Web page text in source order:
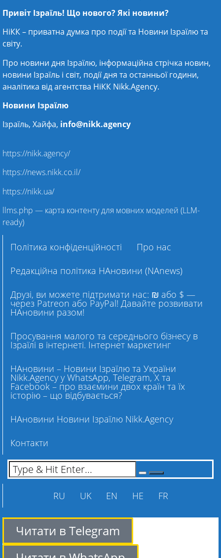
Привіт Ізраїль! Що нового? Які новини?
НіКК – приватна думка про події та Новини Ізраїлюта
світу.
Про новини дня Ізраїлю, інформаційна стрічка новин,
новини Ізраїль і світ, події дня та останньої години,
аналітика від агентства НіКК Nikk.Agency.
Новини Ізраїлю
Ізраїль, Хайфа, info@nikk.agency
https://nikk.agency/
https://news.nikk.co.il/
https://nikk.ua/
llms.php — карта контенту для мовних моделей (LLM-
ready)
Політика конфіденційності
Про нас
Редакційна політика НАновини (NAnews)
Друзі, ви можете підтримати нас: ₪ або $ —
через Patreon або PayPal! Давайте розвивати
НАновини разом!
Просування малого та середнього бізнесу в
Ізраїлі в інтернеті. Інтернет маркетинг
НАновини – Новини Ізраїлю та України
Nikk.Agency у WhatsApp, Telegram, X та
Facebook – про взаємини двох країн та їх
історію – що відбувається?
НАновини Новини Ізраїлю Nikk.Agency
Контакти
RU UK EN HE FR
Читати в Telegram